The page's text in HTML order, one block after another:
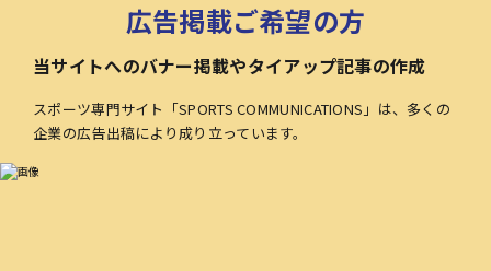
広告掲載ご希望の方
当サイトへのバナー掲載やタイアップ記事の作成
スポーツ専門サイト「SPORTS COMMUNICATIONS」は、多くの
企業の広告出稿により成り立っています。